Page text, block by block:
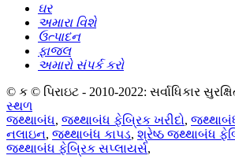
ઘર
અમારા વિશે
ઉત્પાદન
ફાજલ
અમારો સંપર્ક કરો
© ક © પિરાઇટ - 2010-2022: સર્વાધિકાર
સ્થળ
જથ્થાબંધ, જથ્થાબંધ ફેબ્રિક ખરીદો,
નલાઇન, જથ્થાબંધ કાપડ, શ્રેષ્ઠ જથ્થાબંધ
જથ્થાબંધ ફેબ્રિક સપ્લાયર્સ,